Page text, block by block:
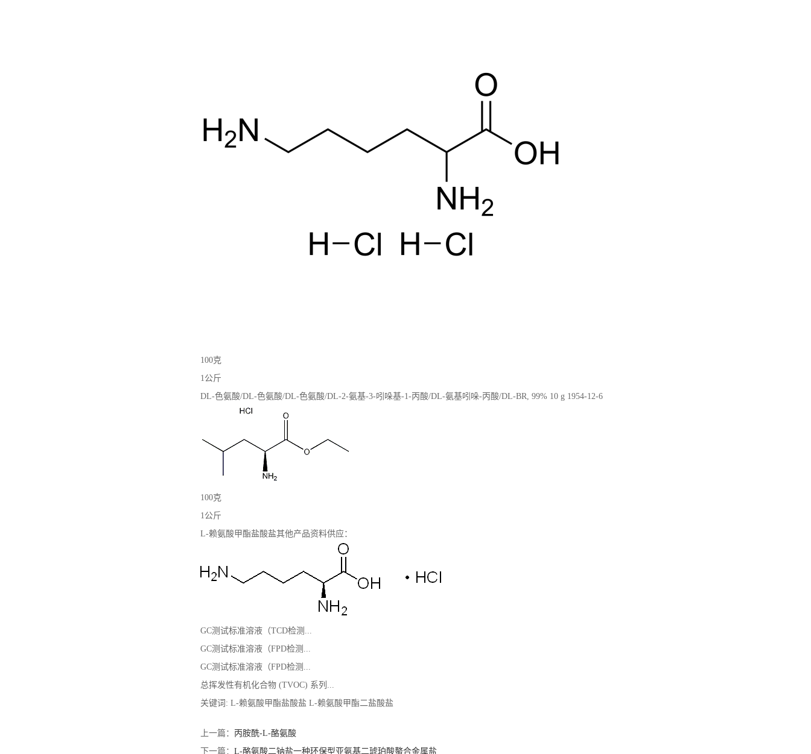
100克
1公斤
DL-色氨酸/DL-色氨酸/DL-色氨酸/DL-2-氨基-3-吲哚基-1-丙酸/DL-氨基吲哚-丙酸/DL-BR, 99% 10 g 1954-12-6
100克
1公斤
L-赖氨酸甲酯盐酸盐其他产品资料供应：
GC测试标准溶液（TCD检测...
GC测试标准溶液（FPD检测...
GC测试标准溶液（FPD检测...
总挥发性有机化合物 (TVOC) 系列...
关键词: L-赖氨酸甲酯盐酸盐 L-赖氨酸甲酯二盐酸盐
上一篇： 丙胺酰-L-酪氨酸
下一篇： L-酪氨酸二钠盐一种环保型亚氨基二琥珀酸螯合金属盐